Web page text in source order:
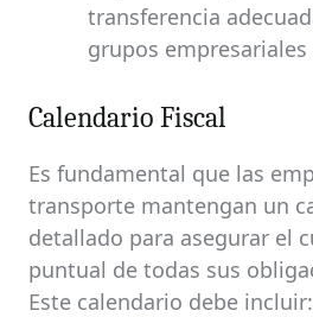
transferencia
grupos empresariales
Calendario Fiscal
Es fundamental que las
transporte mantengan un
detallado para asegurar el
puntual de todas sus
Este calendario debe incluir: